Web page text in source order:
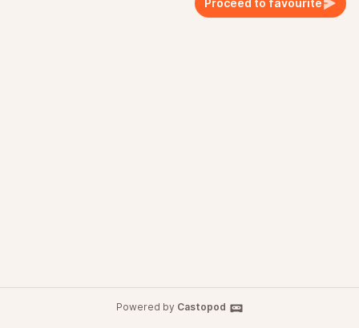
Proceed to favourite
Powered by Castopod